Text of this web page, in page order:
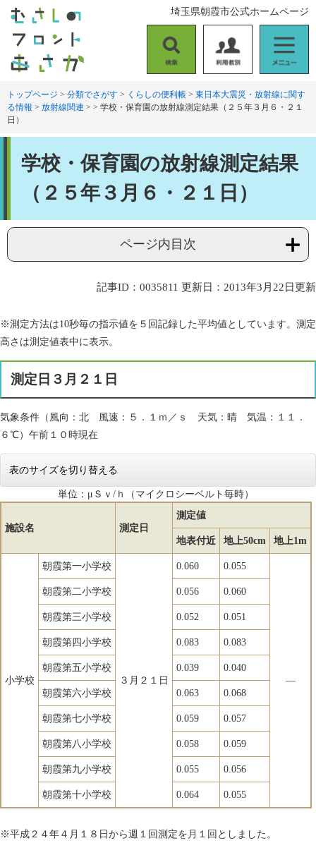
す
。
し
て
索
用
者
別
ニ
ュ
ー
埼玉県朝霞市公式ホームページ
トップページ > 分類でさがす > くらしの便利帳 > 東日本大震災・放射線に関す
る情報 > 放射線関連 > > 学校・保育園の放射線測定結果（２５年３月６・２１
日）
学校・保育園の放射線測定結果
（２５年３月６・２１日）
ページ内目次
記事ID：0035811 更新日：2013年3月22日更新
※測定方法は10秒毎の指示値を５回記録した平均値としています。測定
高さは測定値表中に表示。
測定日３月２１日
気象条件（風向：北 風速：５．１ｍ／ｓ 天気：晴 気温：１１．
６℃）午前１０時現在
表のサイズを切り替える
単位：μＳｖ/ｈ（マイクロシーベルト毎時）
施設名 測定日
測定値
地表付近 地上50cm 地上1m
小学校
朝霞第一小学校
３月２１日
0.060 0.055
―
朝霞第二小学校 0.056 0.060
朝霞第三小学校 0.052 0.051
朝霞第四小学校 0.083 0.083
朝霞第五小学校 0.039 0.040
朝霞第六小学校 0.063 0.068
朝霞第七小学校 0.059 0.057
朝霞第八小学校 0.058 0.059
朝霞第九小学校 0.055 0.056
朝霞第十小学校 0.064 0.055
※平成２４年４月１８日から週１回測定を月１回としました。